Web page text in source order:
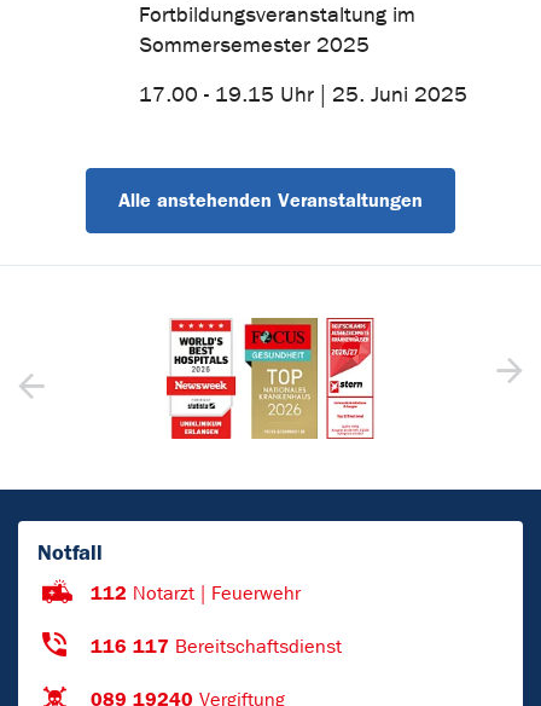
Fortbildungsveranstaltung im
Sommersemester 2025
17.00 - 19.15 Uhr | 25. Juni 2025
Alle anstehenden Veranstaltungen
Notfall
112 Notarzt | Feuerwehr
116 117 Bereitschaftsdienst
089 19240 Vergiftung